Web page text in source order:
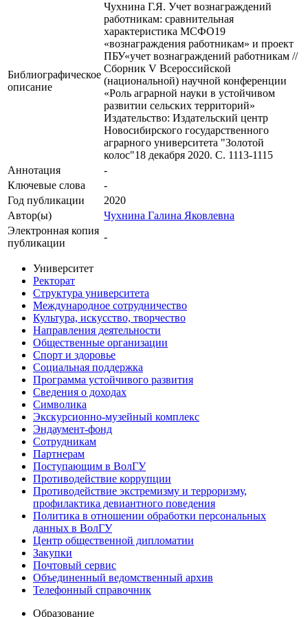
Библиографическое
описание
Чухнина Г.Я. Учет вознаграждений
работникам: сравнительная
характеристика МСФО19
«вознаграждения работникам» и проект
ПБУ«учет вознаграждений работникам //
Сборник V Всероссийской
(национальной) научной конференции
«Роль аграрной науки в устойчивом
развитии сельских территорий»
Издательство: Издательский центр
Новосибирского государственного
аграрного университета "Золотой
колос"18 декабря 2020. С. 1113-1115
Аннотация
-
Ключевые cлова
-
Год публикации
2020
Автор(ы)
Чухнина Галина Яковлевна
Электронная копия
публикации
-
Университет
Ректорат
Структура университета
Международное сотрудничество
Культура, искусство, творчество
Направления деятельности
Общественные организации
Спорт и здоровье
Социальная поддержка
Программа устойчивого развития
Сведения о доходах
Символика
Экскурсионно-музейный комплекс
Эндаумент-фонд
Сотрудникам
Партнерам
Поступающим в ВолГУ
Противодействие коррупции
Противодействие экстремизму и терроризму,
профилактика девиантного поведения
Политика в отношении обработки персональных
данных в ВолГУ
Центр общественной дипломатии
Закупки
Почтовый сервис
Объединенный ведомственный архив
Телефонный справочник
Образование